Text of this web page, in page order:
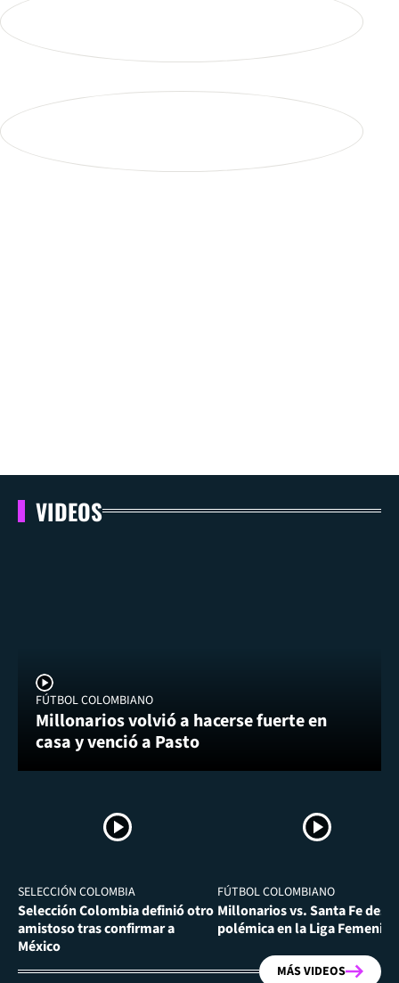
VIDEOS
FÚTBOL COLOMBIANO
Millonarios volvió a hacerse fuerte en
casa y venció a Pasto
SELECCIÓN COLOMBIA
Selección Colombia definió otro
amistoso tras confirmar a
México
FÚTBOL COLOMBIANO
Millonarios vs. Santa Fe
polémica en la Liga Femenina
MÁS VIDEOS